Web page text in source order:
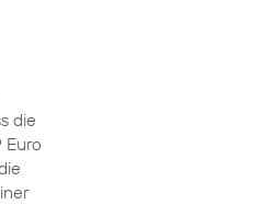
die
Euro